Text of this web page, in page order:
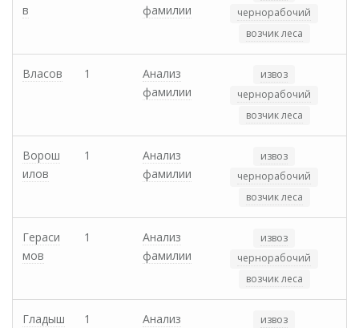
в
фамилии
чернорабочий
возчик леса
Власов 1
Анализ
фамилии
извоз
чернорабочий
возчик леса
Ворош
илов
1
Анализ
фамилии
извоз
чернорабочий
возчик леса
Гераси
мов
1
Анализ
фамилии
извоз
чернорабочий
возчик леса
Гладыш
1
Анализ
извоз